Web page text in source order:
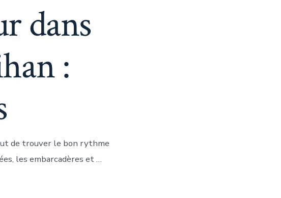
dans
:
de trouver le bon rythme
les embarcadères et …